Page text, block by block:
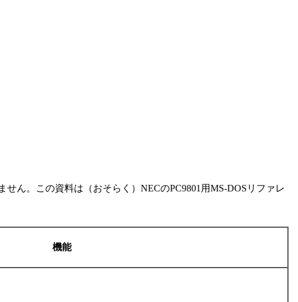
ん。この資料は（おそらく）NECのPC9801用MS-DOSリファレ
機能